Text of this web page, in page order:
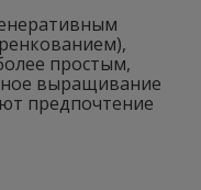
простым,
выращивание
предпочтение